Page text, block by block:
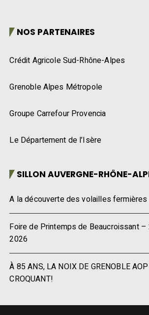
NOS PARTENAIRES
Crédit Agricole Sud-Rhône-Alpes
Grenoble Alpes Métropole
Groupe Carrefour Provencia
Le Département de l’Isère
SILLON AUVERGNE-RHÔNE-
A la découverte des volailles fermières
Foire de Printemps de Beaucroissant –
2026
À 85 ANS, LA NOIX DE GRENOBLE
CROQUANT!